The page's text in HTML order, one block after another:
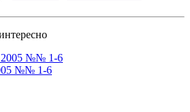
№№ 1-6